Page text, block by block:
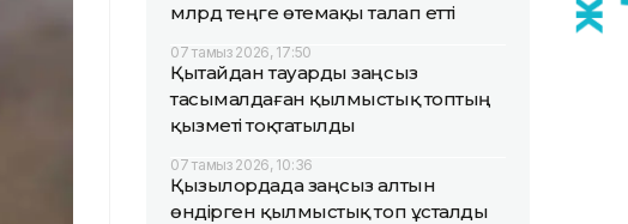
млрд теңге өтемақы талап етті
07 тамыз 2026, 17:50
Қытайдан тауарды заңсыз
тасымалдаған қылмыстық топтың
қызметі тоқтатылды
07 тамыз 2026, 10:36
Қызылордада заңсыз алтын
өндірген қылмыстық топ ұсталды